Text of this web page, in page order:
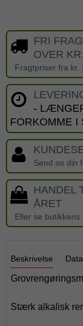
FRI
OVER
Fragtpriser fra kr.
-
FORKOMME I
Send os din
HANDEL
ÅRET
Eller se
Beskrivelse
Stærk alkalisk